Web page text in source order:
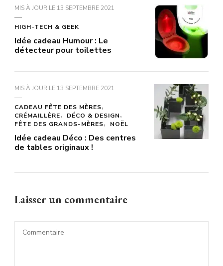
MIS À JOUR LE 13 SEPTEMBRE 2021
HIGH-TECH & GEEK
Idée cadeau Humour : Le
détecteur pour toilettes
MIS À JOUR LE 13 SEPTEMBRE 2021
CADEAU FÊTE DES MÈRES
CRÉMAILLÈRE
DÉCO & DESIGN
FÊTE DES GRANDS-MÈRES
NOËL
Idée cadeau Déco : Des centres
de tables originaux !
Laisser un commentaire